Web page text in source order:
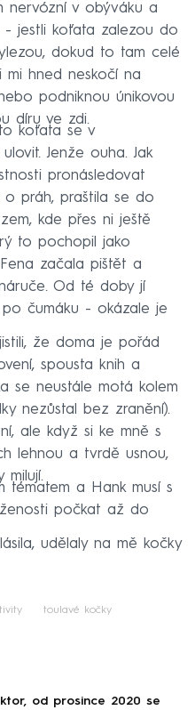
nervózní v obýváku a
jestli koťata zalezou do
dokud to tam celé
mi hned neskočí na
podniknou únikovou
díru ve zdi.
koťata se v
Jenže ouha. Jak
pronásledovat
práh, praštila se do
kde přes ni ještě
to pochopil jako
začala pištět a
Od té doby jí
čumáku - okázale je
že doma je pořád
spousta knih a
se neustále motá kolem
nezůstal bez zranění).
ale když si ke mně s
lehnou a tvrdě usnou,
milují.
tématem a Hank musí s
počkat až do
udělaly na mě kočky
toulavé kočky
od prosince 2020 se